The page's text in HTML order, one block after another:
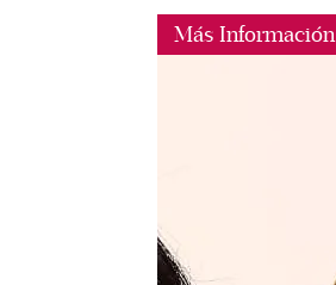
Más Información